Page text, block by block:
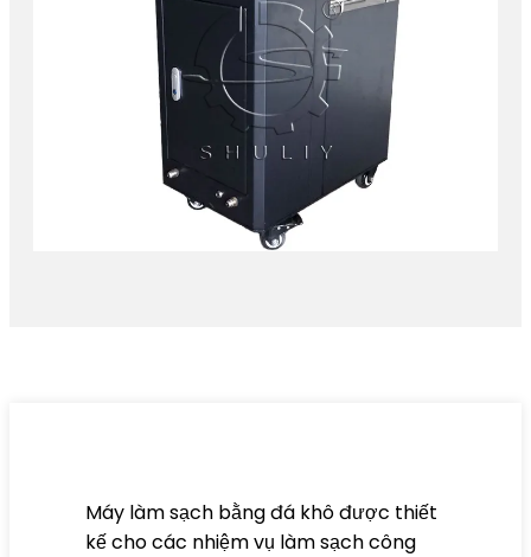
Máy làm sạch bằng đá khô được thiết
kế cho các nhiệm vụ làm sạch công